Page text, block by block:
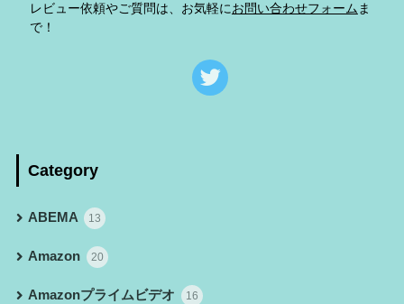
レビュー依頼やご質問は、お気軽にお問い合わせフォームま
で！
Category
ABEMA 13
Amazon 20
Amazonプライムビデオ 16